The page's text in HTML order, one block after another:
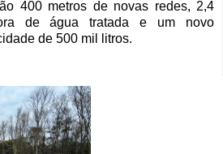
400 metros de novas redes, 2,4
de água tratada e um novo
de 500 mil litros.